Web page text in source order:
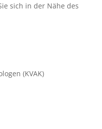
sich in der Nähe des
(KVAK)